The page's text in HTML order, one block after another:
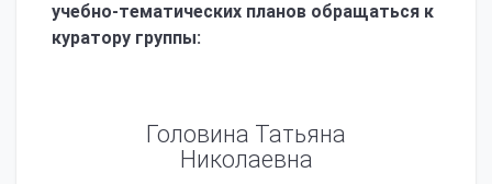
учебно-тематических планов обращаться к
куратору группы:
Головина Татьяна
Николаевна